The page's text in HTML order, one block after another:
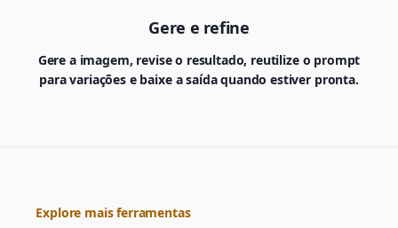
Gere e refine
Gere a imagem, revise o resultado, reutilize o prompt
para variações e baixe a saída quando estiver pronta.
Explore mais ferramentas